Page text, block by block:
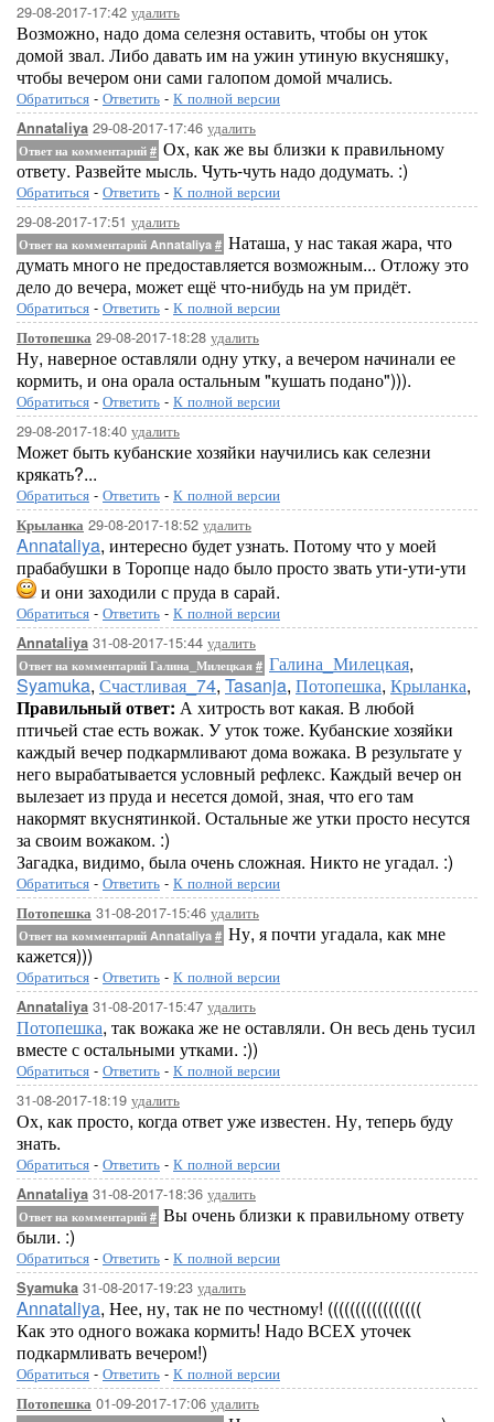
29-08-2017-17:42 удалить
Возможно, надо дома селезня оставить, чтобы он уток
домой звал. Либо давать им на ужин утиную вкусняшку,
чтобы вечером они сами галопом домой мчались.
Обратиться - Ответить - К полной версии
Annataliya 29-08-2017-17:46 удалить
Ответ на комментарий # Ох, как же вы близки к правильному
ответу. Развейте мысль. Чуть-чуть надо додумать. :)
Обратиться - Ответить - К полной версии
29-08-2017-17:51 удалить
Ответ на комментарий Annataliya # Наташа, у нас такая жара, что
думать много не предоставляется возможным... Отложу это
дело до вечера, может ещё что-нибудь на ум придёт.
Обратиться - Ответить - К полной версии
Потопешка 29-08-2017-18:28 удалить
Ну, наверное оставляли одну утку, а вечером начинали ее
кормить, и она орала остальным "кушать подано"))).
Обратиться - Ответить - К полной версии
29-08-2017-18:40 удалить
Может быть кубанские хозяйки научились как селезни
крякать?...
Обратиться - Ответить - К полной версии
Крыланка 29-08-2017-18:52 удалить
Annataliya, интересно будет узнать. Потому что у моей
прабабушки в Торопце надо было просто звать ути-ути-ути
и они заходили с пруда в сарай.
Обратиться - Ответить - К полной версии
Annataliya 31-08-2017-15:44 удалить
Ответ на комментарий Галина_Милецкая # Галина_Милецкая,
Syamuka, Счастливая_74, Tasanja, Потопешка, Крыланка,
Правильный ответ: А хитрость вот какая. В любой
птичьей стае есть вожак. У уток тоже. Кубанские хозяйки
каждый вечер подкармливают дома вожака. В результате у
него вырабатывается условный рефлекс. Каждый вечер он
вылезает из пруда и несется домой, зная, что его там
накормят вкуснятинкой. Остальные же утки просто несутся
за своим вожаком. :)
Загадка, видимо, была очень сложная. Никто не угадал. :)
Обратиться - Ответить - К полной версии
Потопешка 31-08-2017-15:46 удалить
Ответ на комментарий Annataliya # Ну, я почти угадала, как мне
кажется)))
Обратиться - Ответить - К полной версии
Annataliya 31-08-2017-15:47 удалить
Потопешка, так вожака же не оставляли. Он весь день тусил
вместе с остальными утками. :))
Обратиться - Ответить - К полной версии
31-08-2017-18:19 удалить
Ох, как просто, когда ответ уже известен. Ну, теперь буду
знать.
Обратиться - Ответить - К полной версии
Annataliya 31-08-2017-18:36 удалить
Ответ на комментарий # Вы очень близки к правильному ответу
были. :)
Обратиться - Ответить - К полной версии
Syamuka 31-08-2017-19:23 удалить
Annataliya, Нее, ну, так не по честному! (((((((((((((((((
Как это одного вожака кормить! Надо ВСЕХ уточек
подкармливать вечером!)
Обратиться - Ответить - К полной версии
Потопешка 01-09-2017-17:06 удалить